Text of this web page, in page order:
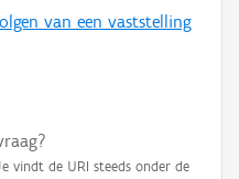
van een vaststelling
vindt de URI steeds onder de